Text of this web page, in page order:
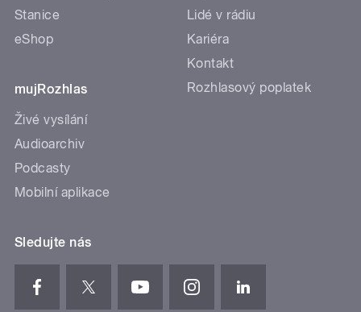
Stanice
eShop
mujRozhlas
Živé vysílání
Audioarchiv
Podcasty
Mobilní aplikace
Lidé v rádiu
Kariéra
Kontakt
Rozhlasový poplatek
Sledujte nás